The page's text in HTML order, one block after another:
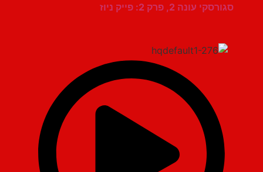
סגורסקי עונה 2, פרק 2: פייק ניוז